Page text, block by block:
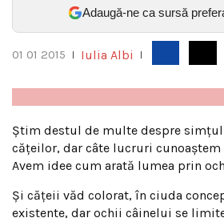
Adaugă-ne ca sursă
01 01 2015 Iulia Albi
Ştim destul de multe despre
căţeilor, dar câte lucruri
Avem idee cum arată lumea prin
Şi căţeii văd colorat, în ciuda
existente, dar ochii câinelui se